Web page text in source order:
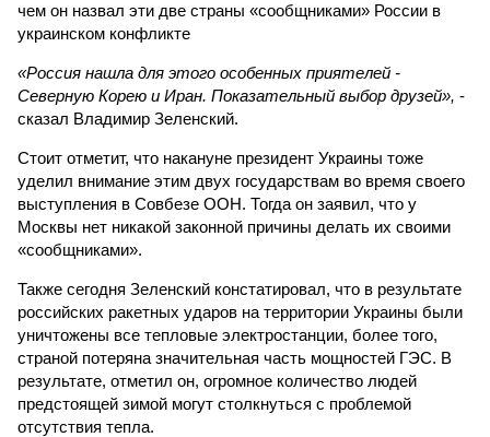
чем он назвал эти две страны «сообщниками» России в
украинском конфликте
«Россия нашла для этого особенных приятелей -
Северную Корею и Иран. Показательный выбор друзей», -
сказал Владимир Зеленский.
Стоит отметит, что накануне президент Украины тоже
уделил внимание этим двух государствам во время своего
выступления в Совбезе ООН. Тогда он заявил, что у
Москвы нет никакой законной причины делать их своими
«сообщниками».
Также сегодня Зеленский констатировал, что в результате
российских ракетных ударов на территории Украины были
уничтожены все тепловые электростанции, более того,
страной потеряна значительная часть мощностей ГЭС. В
результате, отметил он, огромное количество людей
предстоящей зимой могут столкнуться с проблемой
отсутствия тепла.